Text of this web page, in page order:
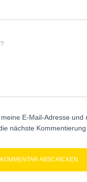
E-Mail-Adresse und
nächste Kommentierung